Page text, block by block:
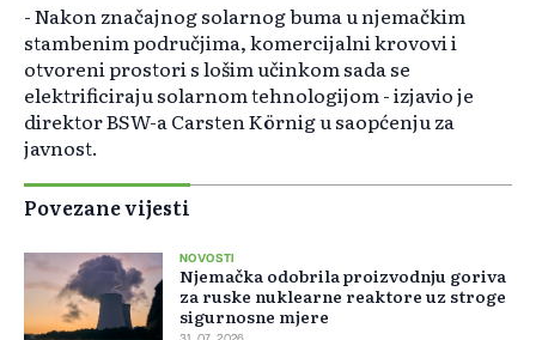
- Nakon značajnog solarnog buma u njemačkim
stambenim područjima, komercijalni krovovi i
otvoreni prostori s lošim učinkom sada se
elektrificiraju solarnom tehnologijom - izjavio je
direktor BSW-a Carsten Körnig u saopćenju za
javnost.
Povezane vijesti
NOVOSTI
Njemačka odobrila proizvodnju goriva
za ruske nuklearne reaktore uz stroge
sigurnosne mjere